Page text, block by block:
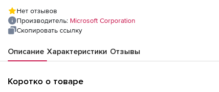
Нет отзывов
Производитель: Microsoft Corporation
Скопировать ссылку
Описание Характеристики Отзывы
Коротко о товаре